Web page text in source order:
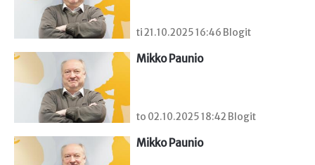
ti 21.10.2025 16:46 Blogit
Mikko Paunio
to 02.10.2025 18:42 Blogit
Mikko Paunio